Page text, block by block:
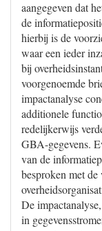
aangegeven dat
de
hierbij is de
waar een ieder
bij
voorgenoemde
impactanalyse
additionele
redelijkerwijs
GBA-gegevens.
van de
besproken met
De
in